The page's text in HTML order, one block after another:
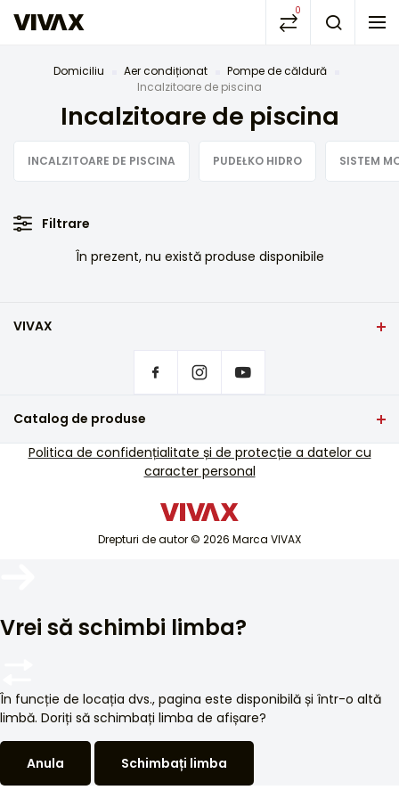
0
Domiciliu Aer condiționat
Pompe de căldură
Incalzitoare de piscina
Incalzitoare de piscina
INCALZITOARE DE PISCINA PUDEŁKO HIDRO SISTEM
Filtrare
În prezent, nu există produse disponibile
VIVAX
De unde să cumpărați produsele VIVAX?
Asistență pentru servicii
Asistență de service în afara garanției
Catalog de produse
TV si audio
Dispozitive inteligenteDrepturi de autor © 2026 Marca VIVAX
Politica de confidențialitate și de protecție a datelor cu
caracter personal
Vrei să schimbi limba?
În funcție de locația dvs., pagina este disponibilă și într-o altă
limbă. Doriți să schimbați limba de afișare?
Anula Schimbați limba